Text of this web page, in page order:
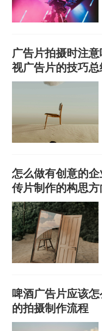
广告片拍摄时注
视广告片的技巧总
怎么做有创意的
传片制作的构思方
啤酒广告片应该
的拍摄制作流程